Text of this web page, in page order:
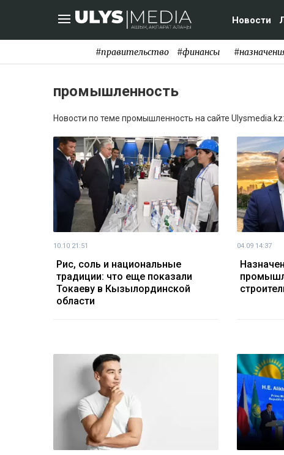
Новости
#правительство #финансы
промышленность
Новости по теме промышленность на сайте
10.10 21:51
Рис, соль и национальные
традиции: что еще показали
Токаеву в Кызылординской
области
04.09 14:37